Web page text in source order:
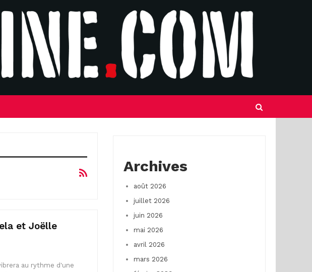
et Joëlle
au rythme d'une
Archives
août 2026
juillet 2026
juin 2026
mai 2026
avril 2026
mars 2026